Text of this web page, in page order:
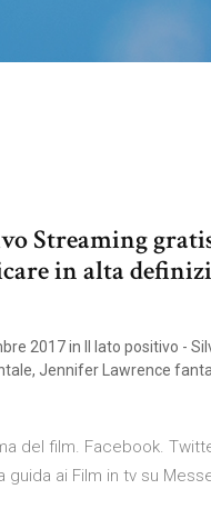
Streaming
in alta
2017 in Il lato positivo -
Jennifer Lawrence
del film. Facebook.
guida ai Film in tv su